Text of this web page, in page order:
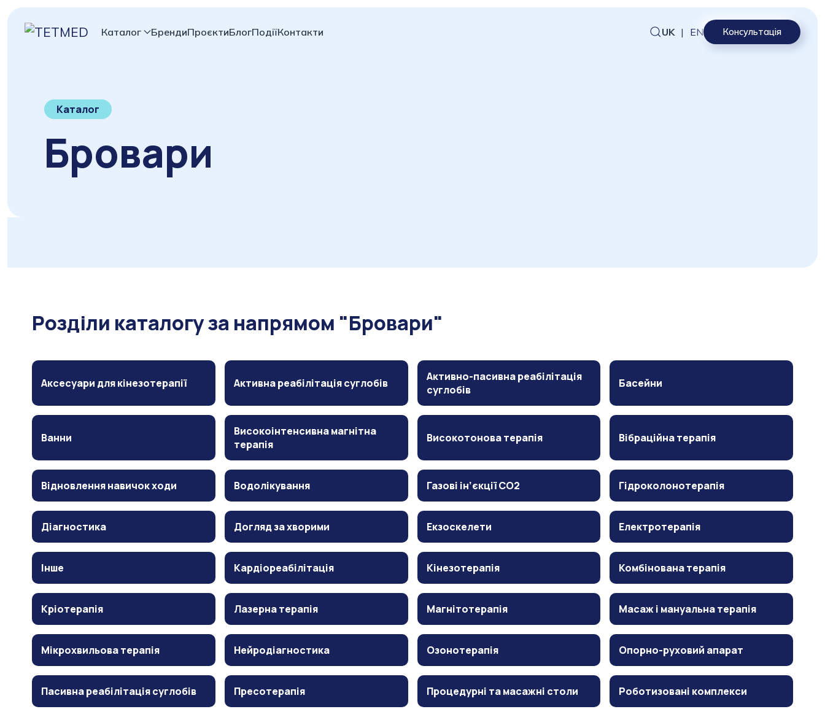
Каталог БрендиПроєктиБлогПодіїКонтакти UK | EN Консультація
Каталог
Бровари
Розділи каталогу за напрямом "Бровари"
Аксесуари для кінезотерапії Активна реабілітація суглобів
Активно-пасивна реабілітація
суглобів
Басейни
Ванни
Високоінтенсивна магнітна
терапія
Високотонова терапія Вібраційна терапія
Відновлення навичок ходи Водолікування Газові ін’єкції CO2 Гідроколонотерапія
Діагностика Догляд за хворими Екзоскелети Електротерапія
Інше Кардіореабілітація Кінезотерапія Комбінована терапія
Кріотерапія Лазерна терапія Магнітотерапія Масаж і мануальна терапія
Мікрохвильова терапія Нейродіагностика Озонотерапія Опорно-руховий апарат
Пасивна реабілітація суглобів Пресотерапія Процедурні та масажні столи Роботизовані комплекси